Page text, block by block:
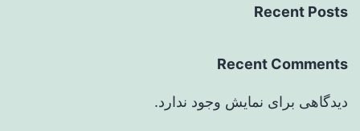
Recent Posts
Recent Comments
دیدگاهی برای نمایش وجود ندارد.